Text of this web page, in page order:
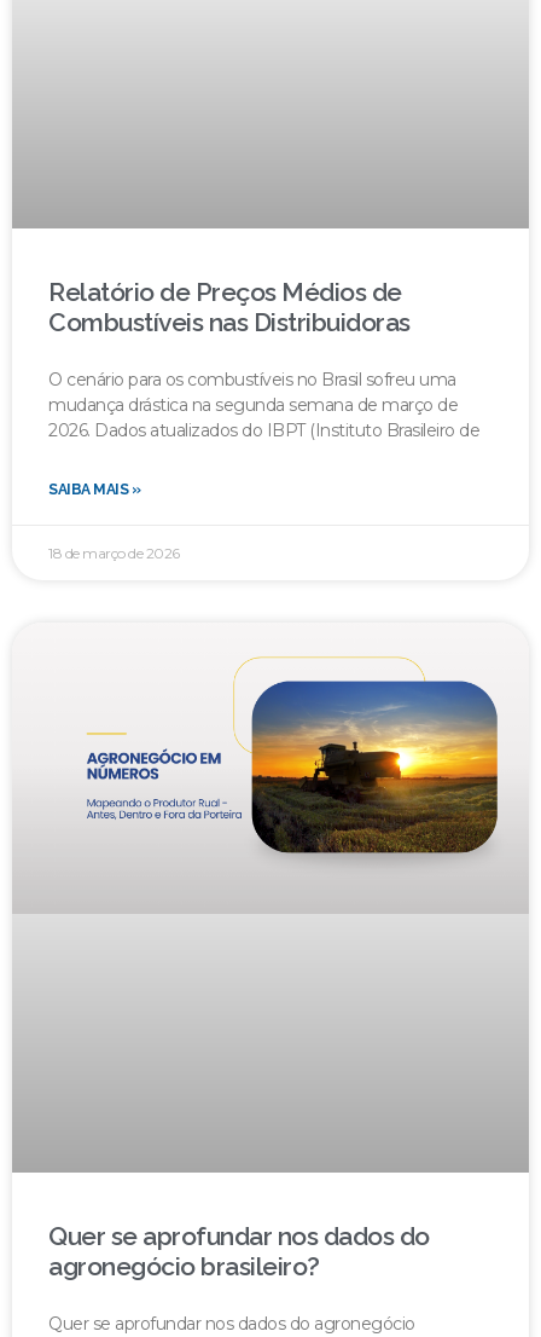
Relatório de Preços Médios de
Combustíveis nas Distribuidoras
O cenário para os combustíveis no Brasil sofreu uma
mudança drástica na segunda semana de março de
2026. Dados atualizados do IBPT (Instituto Brasileiro de
SAIBA MAIS »
18 de março de 2026
Quer se aprofundar nos dados do
agronegócio brasileiro?
Quer se aprofundar nos dados do agronegócio